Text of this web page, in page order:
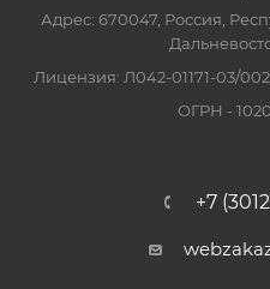
Адрес: 670047, Россия,
Лицензия: Л042-01171-03/
ОГРН -
+7